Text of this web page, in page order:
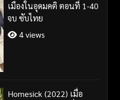
เมืองในอุดมคติ ตอนที่ 1-40
จบ ซับไทย
4 views
Homesick (2022) เมื่อ